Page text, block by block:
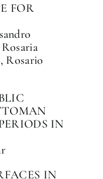
FOR
Rosario
IN
IN